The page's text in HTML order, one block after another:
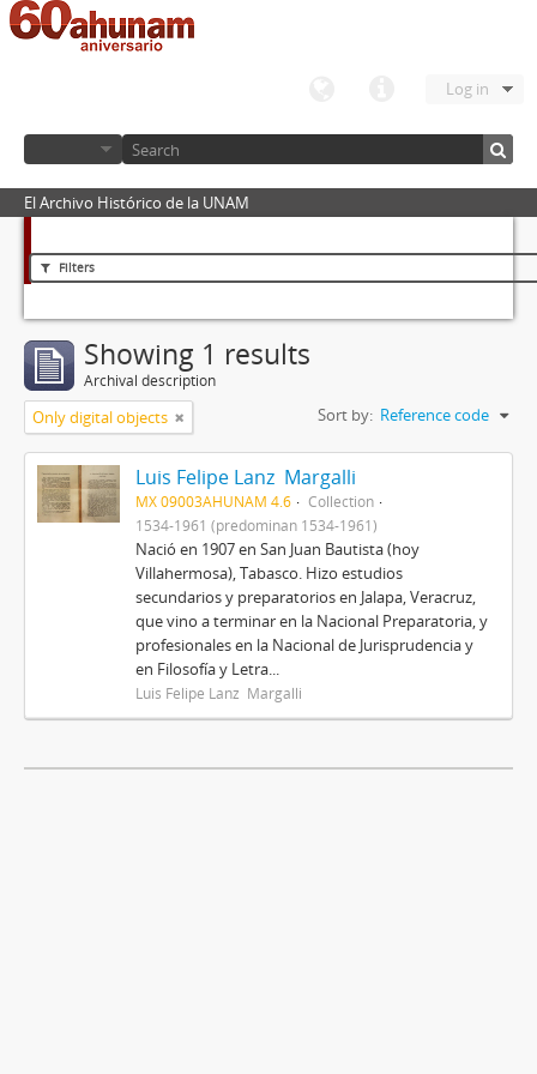
Log in
El Archivo Histórico de la UNAM
Filters
Showing 1 results
Archival description
Only digital objects Sort by: Reference code
Luis Felipe Lanz Margalli
MX 09003AHUNAM 4.6
Collection
1534-1961 (predominan 1534-1961)
Nació en 1907 en San Juan Bautista (hoy
Villahermosa), Tabasco. Hizo estudios
secundarios y preparatorios en Jalapa, Veracruz,
que vino a terminar en la Nacional Preparatoria, y
profesionales en la Nacional de Jurisprudencia y
en Filosofía y Letra...
Luis Felipe Lanz Margalli